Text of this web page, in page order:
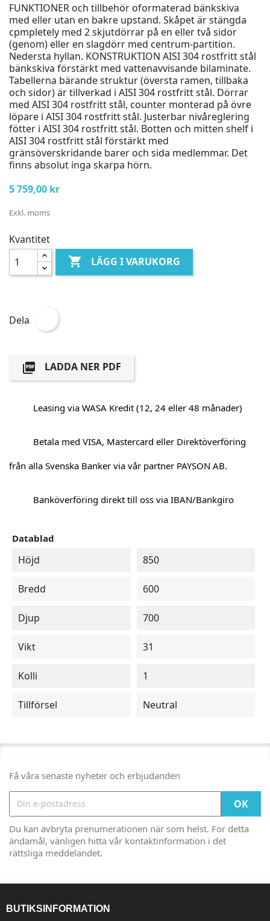
FUNKTIONER och tillbehör oformaterad bänkskiva
med eller utan en bakre upstand. Skåpet är stängda
cpmpletely med 2 skjutdörrar på en eller två sidor
(genom) eller en slagdörr med centrum-partition.
Nedersta hyllan. KONSTRUKTION AISI 304 rostfritt stål
bänkskiva förstärkt med vattenavvisande bilaminate.
Tabellerna bärande struktur (översta ramen, tillbaka
och sidor) är tillverkad i AISI 304 rostfritt stål. Dörrar
med AISI 304 rostfritt stål, counter monterad på övre
löpare i AISI 304 rostfritt stål. Justerbar nivåreglering
fötter i AISI 304 rostfritt stål. Botten och mitten shelf i
AISI 304 rostfritt stål förstärkt med
gränsöverskridande barer och sida medlemmar. Det
finns absolut inga skarpa hörn.
5 759,00 kr
Exkl. moms
Kvantitet
 LÄGG I VARUKORG
Dela
 LADDA NER PDF
Leasing via WASA Kredit (12, 24 eller 48 månader)
Betala med VISA, Mastercard eller Direktöverföring
från alla Svenska Banker via vår partner PAYSON AB.
Banköverföring direkt till oss via IBAN/Bankgiro
Datablad
Höjd 850
Bredd 600
Djup 700
Vikt 31
Kolli 1
Tillförsel Neutral
Få våra senaste nyheter och erbjudanden
Du kan avbryta prenumerationen när som helst. För detta
ändamål, vänligen hitta vår kontaktinformation i det
rättsliga meddelandet.
BUTIKSINFORMATION